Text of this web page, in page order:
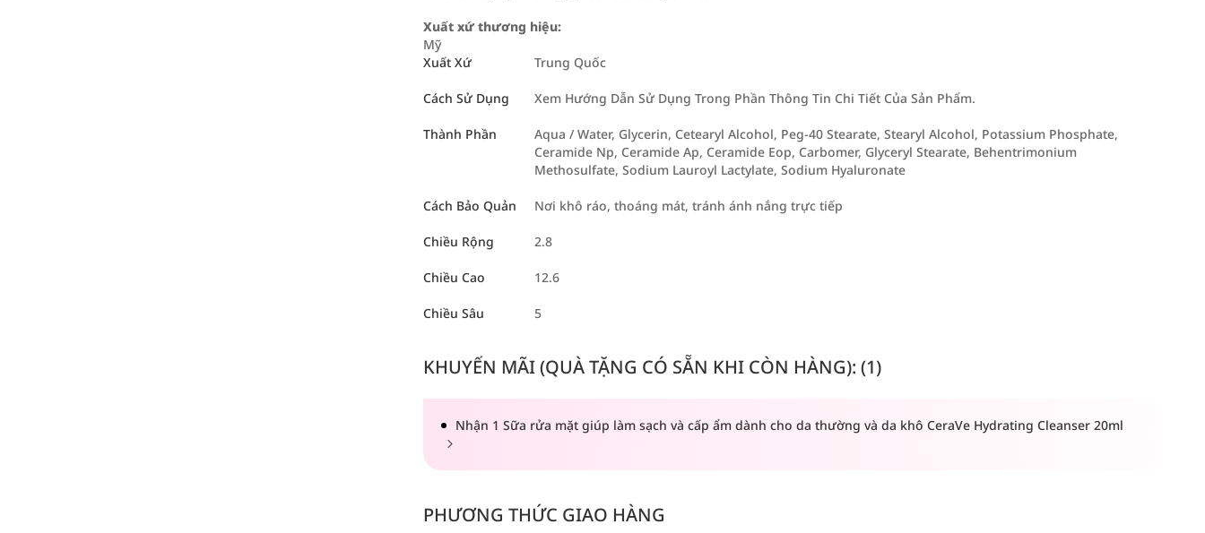
Xuất xứ thương hiệu:
Mỹ
Xuất Xứ
Trung Quốc
Cách Sử Dụng Xem Hướng Dẫn Sử Dụng Trong Phần Thông Tin Chi Tiết Của Sản Phẩm.
Thành Phần
Aqua / Water, Glycerin, Cetearyl Alcohol, Peg-40 Stearate, Stearyl Alcohol, Potassium Phosphate,
Ceramide Np, Ceramide Ap, Ceramide Eop, Carbomer, Glyceryl Stearate, Behentrimonium
Methosulfate, Sodium Lauroyl Lactylate, Sodium Hyaluronate
Cách Bảo Quản Nơi khô ráo, thoáng mát, tránh ánh nắng trực tiếp
Chiều Rộng 2.8
Chiều Cao 12.6
Chiều Sâu 5
KHUYẾN MÃI (QUÀ TẶNG CÓ SẴN KHI CÒN HÀNG): (1)
Nhận 1 Sữa rửa mặt giúp làm sạch và cấp ẩm dành cho da thường và da khô CeraVe Hydrating Cleanser 20ml
PHƯƠNG THỨC GIAO HÀNG